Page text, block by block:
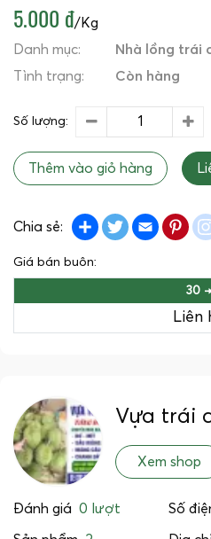
5.000 đ/Kg
Danh mục:
Nhà lồng trái
Tình trạng:
Còn hàng
Số lượng:
Thêm vào giỏ hàng
Chia sẻ: Share TwitterEmail
Giá bán buôn:
30 →
Liên
Vựa trái
Xem shop
Đánh giá 0 lượt Số